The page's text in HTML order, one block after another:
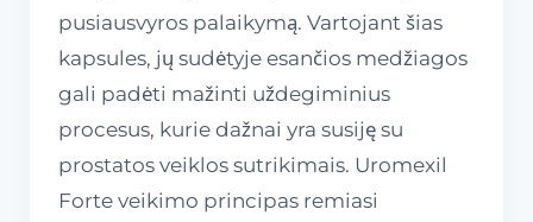
pusiausvyros palaikymą. Vartojant šias
kapsules, jų sudėtyje esančios medžiagos
gali padėti mažinti uždegiminius
procesus, kurie dažnai yra susiję su
prostatos veiklos sutrikimais. Uromexil
Forte veikimo principas remiasi